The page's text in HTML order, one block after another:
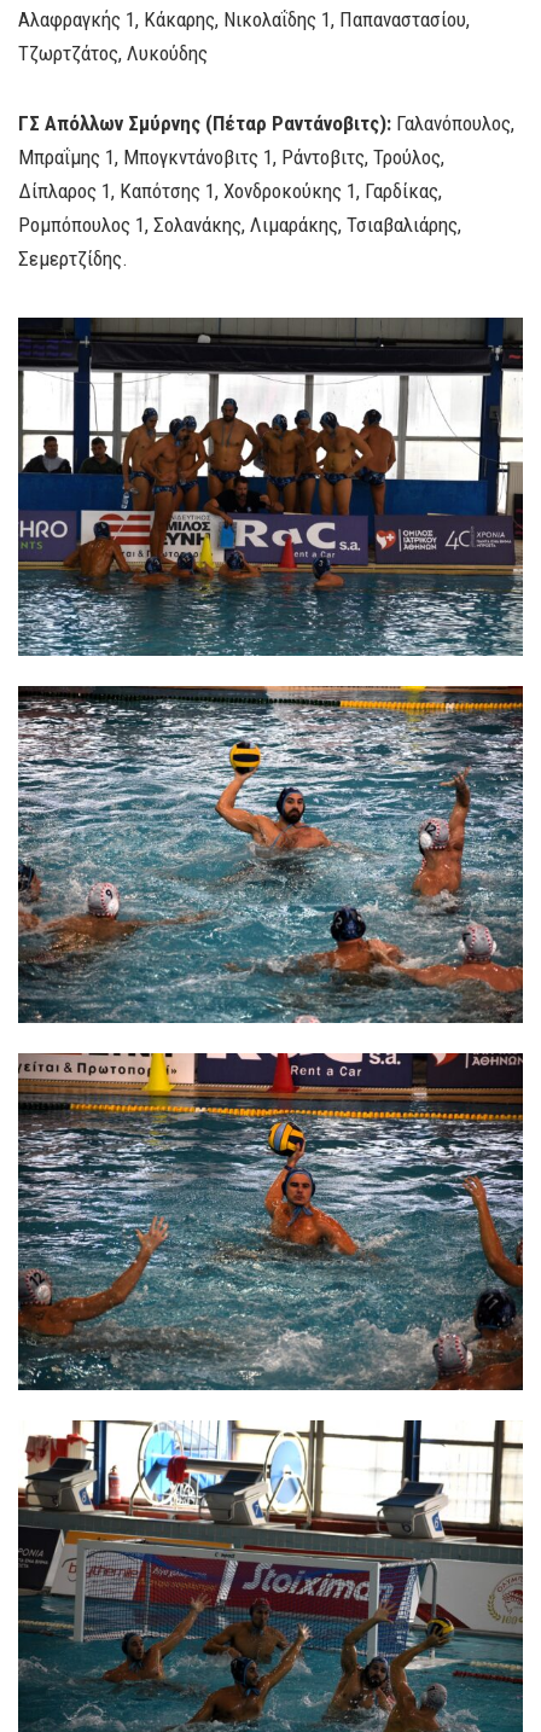
Αλαφραγκής 1, Κάκαρης, Νικολαΐδης 1, Παπαναστασίου,
Τζωρτζάτος, Λυκούδης
ΓΣ Απόλλων Σμύρνης (Πέταρ Ραντάνοβιτς): Γαλανόπουλος,
Μπραΐμης 1, Μπογκντάνοβιτς 1, Ράντοβιτς, Τρούλος,
Δίπλαρος 1, Καπότσης 1, Χονδροκούκης 1, Γαρδίκας,
Ρομπόπουλος 1, Σολανάκης, Λιμαράκης, Τσιαβαλιάρης,
Σεμερτζίδης.